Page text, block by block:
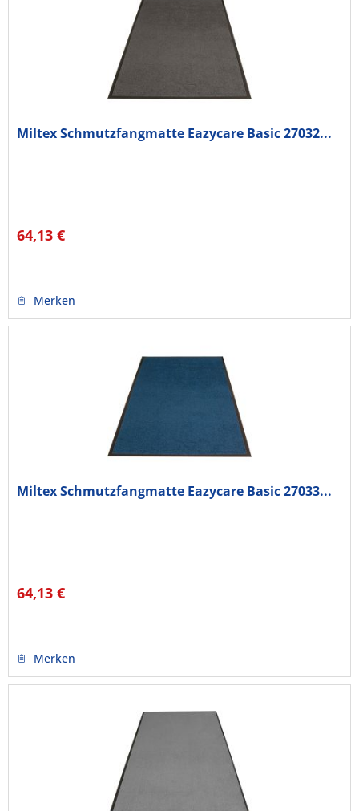
Miltex Schmutzfangmatte Eazycare Basic 27032...
64,13 €
Merken
Miltex Schmutzfangmatte Eazycare Basic 27033...
64,13 €
Merken